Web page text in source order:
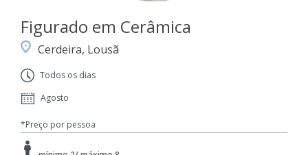
Figurado em Cerâmica
Cerdeira, Lousã
Todos os dias
Agosto
*Preço por pessoa